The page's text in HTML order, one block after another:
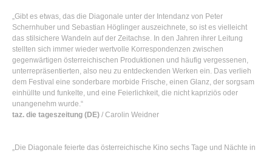
„Gibt es etwas, das die Diagonale unter der Intendanz von Peter
Schernhuber und Sebastian Höglinger auszeichnete, so ist es vielleicht
das stilsichere Wandeln auf der Zeitachse. In den Jahren ihrer Leitung
stellten sich immer wieder wertvolle Korrespondenzen zwischen
gegenwärtigen österreichischen Produktionen und häufig vergessenen,
unterrepräsentierten, also neu zu entdeckenden Werken ein. Das verlieh
dem Festival eine sonderbare morbide Frische, einen Glanz, der sorgsam
einhüllte und funkelte, und eine Feierlichkeit, die nicht kapriziös oder
unangenehm wurde.“
taz. die tageszeitung (DE) / Carolin Weidner
„Die Diagonale feierte das österreichische Kino sechs Tage und Nächte in